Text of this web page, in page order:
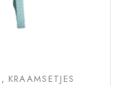
KRAAMSETJES